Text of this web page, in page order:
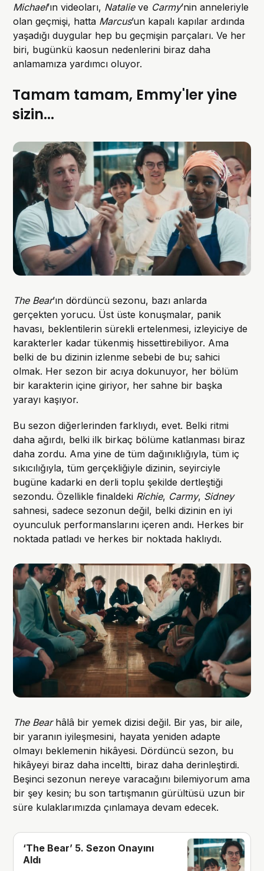
Michael’ın videoları, Natalieve Carmy’nin anneleriyle
olan geçmişi, hatta Marcus’un kapalı kapılar ardında
yaşadığı duygular hep bu geçmişin parçaları. Ve her
biri, bugünkü kaosun nedenlerini biraz daha
anlamamıza yardımcı oluyor.
Tamam tamam, Emmy'ler yine
sizin...
The Bear’ın dördüncü sezonu, bazı anlarda
gerçekten yorucu. Üst üste konuşmalar, panik
havası, beklentilerin sürekli ertelenmesi, izleyiciye de
karakterler kadar tükenmiş hissettirebiliyor. Ama
belki de bu dizinin izlenme sebebi de bu; sahici
olmak. Her sezon bir acıya dokunuyor, her bölüm
bir karakterin içine giriyor, her sahne bir başka
yarayı kaşıyor.
Bu sezon diğerlerinden farklıydı, evet. Belki ritmi
daha ağırdı, belki ilk birkaç bölüme katlanması biraz
daha zordu. Ama yine de tüm dağınıklığıyla, tüm iç
sıkıcılığıyla, tüm gerçekliğiyle dizinin, seyirciyle
bugüne kadarki en derli toplu şekilde dertleştiği
sezondu. Özellikle finaldeki Richie, Carmy, Sidney
sahnesi, sadece sezonun değil, belki dizinin en iyi
oyunculuk performanslarını içeren andı. Herkes bir
noktada patladı ve herkes bir noktada haklıydı.
The Bearhâlâ bir yemek dizisi değil. Bir yas, bir aile,
bir yaranın iyileşmesini, hayata yeniden adapte
olmayı beklemenin hikâyesi. Dördüncü sezon, bu
hikâyeyi biraz daha inceltti, biraz daha derinleştirdi.
Beşinci sezonun nereye varacağını bilemiyorum ama
bir şey kesin; bu son tartışmanın gürültüsü uzun bir
süre kulaklarımızda çınlamaya devam edecek.
‘The Bear’ 5. Sezon Onayını
Aldı